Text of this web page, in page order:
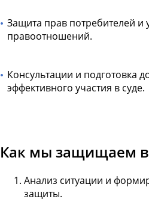
Защита прав потребителей и
правоотношений.
Консультации и подготовка
эффективного участия в суде.
Как мы защищаем
Анализ ситуации и
защиты.